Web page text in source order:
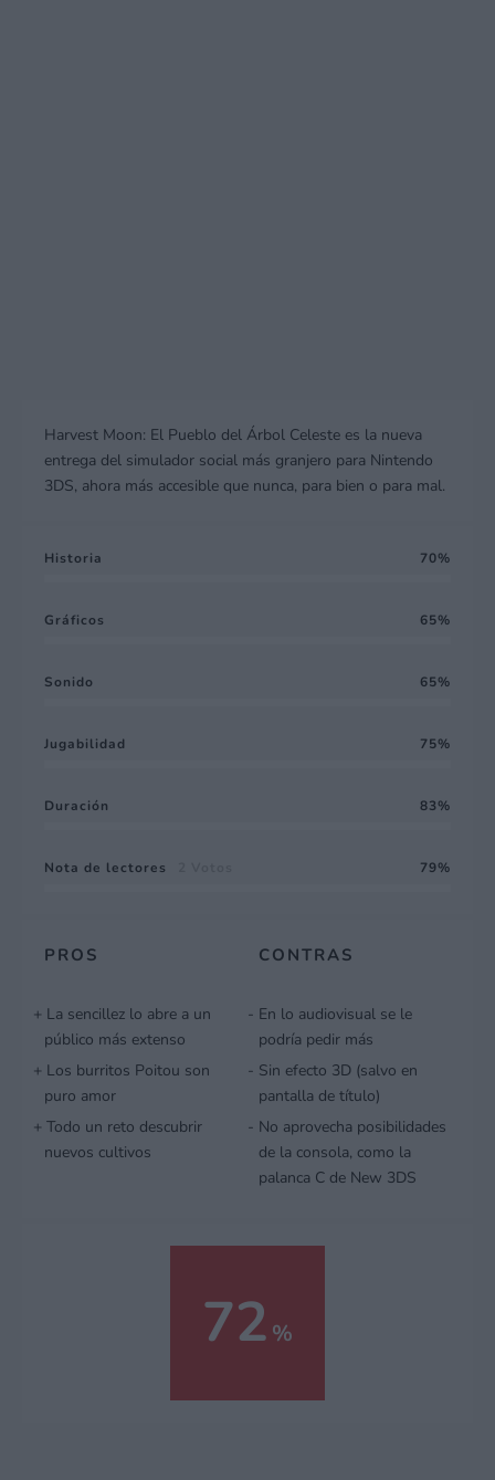
Harvest Moon: El Pueblo del Árbol Celeste es la nueva
entrega del simulador social más granjero para Nintendo
3DS, ahora más accesible que nunca, para bien o para mal.
Historia 70
Gráficos 65
Sonido 65
Jugabilidad 75
Duración 83
Nota de lectores 79
PROS
La sencillez lo abre a un
público más extenso
Los burritos Poitou son
puro amor
Todo un reto descubrir
nuevos cultivos
CONTRAS
En lo audiovisual se le
podría pedir más
Sin efecto 3D (salvo en
pantalla de título)
No aprovecha posibilidades
de la consola, como la
palanca C de New 3DS
72